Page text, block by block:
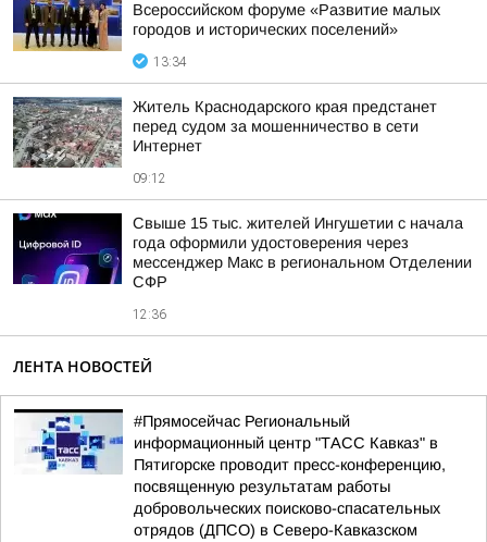
Всероссийском форуме «Развитие малых
городов и исторических поселений»
13:34
Житель Краснодарского края предстанет
перед судом за мошенничество в сети
Интернет
09:12
Свыше 15 тыс. жителей Ингушетии с начала
года оформили удостоверения через
мессенджер Макс в региональном Отделении
СФР
12:36
ЛЕНТА НОВОСТЕЙ
#Прямосейчас Региональный
информационный центр "ТАСС Кавказ" в
Пятигорске проводит пресс-конференцию,
посвященную результатам работы
добровольческих поисково-спасательных
отрядов (ДПСО) в Северо-Кавказском